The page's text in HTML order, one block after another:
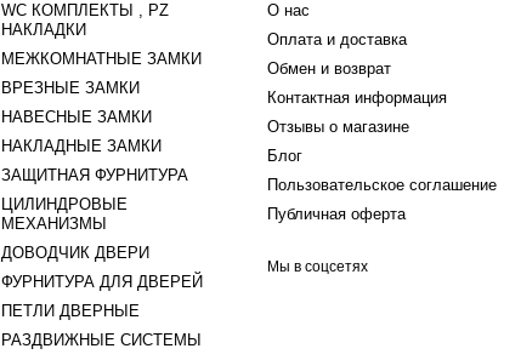
WC КОМПЛЕКТЫ , PZ
НАКЛАДКИ
МЕЖКОМНАТНЫЕ ЗАМКИ
ВРЕЗНЫЕ ЗАМКИ
НАВЕСНЫЕ ЗАМКИ
НАКЛАДНЫЕ ЗАМКИ
ЗАЩИТНАЯ ФУРНИТУРА
ЦИЛИНДРОВЫЕ
МЕХАНИЗМЫ
ДОВОДЧИК ДВЕРИ
ФУРНИТУРА ДЛЯ ДВЕРЕЙ
ПЕТЛИ ДВЕРНЫЕ
РАЗДВИЖНЫЕ СИСТЕМЫ
О нас
Оплата и доставка
Обмен и возврат
Контактная информация
Отзывы о магазине
Блог
Пользовательское соглашение
Публичная оферта
Мы в соцсетях